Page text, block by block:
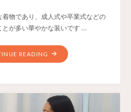
物であり、成人式や卒業式などの
とが多い華やかな装いです …
READING